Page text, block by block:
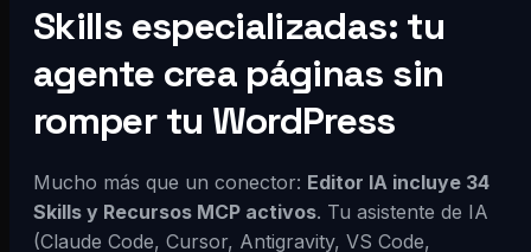
Skills especializadas: tu
agente crea páginas sin
romper tu WordPress
Mucho más que un conector: Editor IA incluye 34
Skills y Recursos MCP activos. Tu asistente de IA
(Claude Code, Cursor, Antigravity, VS Code,